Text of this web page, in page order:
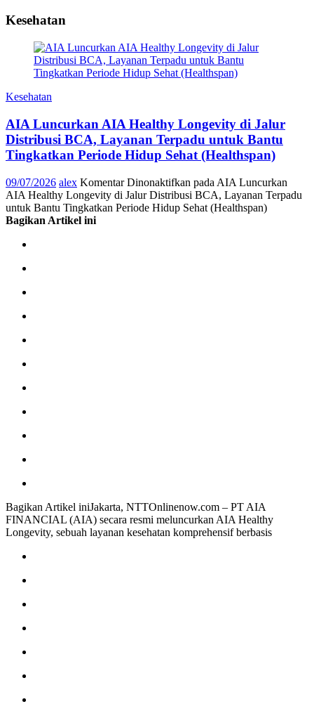
Kesehatan
Kesehatan
AIA Luncurkan AIA Healthy Longevity di Jalur
Distribusi BCA, Layanan Terpadu untuk Bantu
Tingkatkan Periode Hidup Sehat (Healthspan)
09/07/2026 alex Komentar Dinonaktifkan pada AIA Luncurkan
AIA Healthy Longevity di Jalur Distribusi BCA, Layanan Terpadu
untuk Bantu Tingkatkan Periode Hidup Sehat (Healthspan)
Bagikan Artikel ini
Bagikan Artikel iniJakarta, NTTOnlinenow.com – PT AIA
FINANCIAL (AIA) secara resmi meluncurkan AIA Healthy
Longevity, sebuah layanan kesehatan komprehensif berbasis